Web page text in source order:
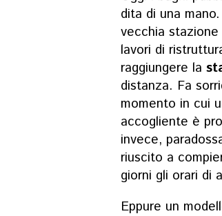
dita di una
vecchia
lavori di
raggiungere la
distanza. Fa
momento in cui
accogliente è
invece,
riuscito a
giorni gli orari di
Eppure un